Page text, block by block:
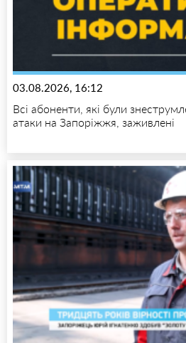
03.08.2026, 16:12
Всі абоненти, які були
атаки на Запоріжжя, заживлені